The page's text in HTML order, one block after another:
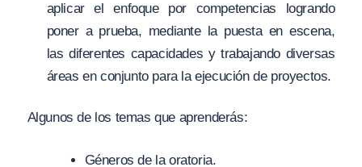
aplicar el enfoque por competencias
logrando
poner a prueba, mediante la puesta en escena,
las diferentes capacidades y trabajando diversas
áreas en conjunto para la ejecución de proyectos.
Algunos de los temas que aprenderás:
Géneros de la oratoria.